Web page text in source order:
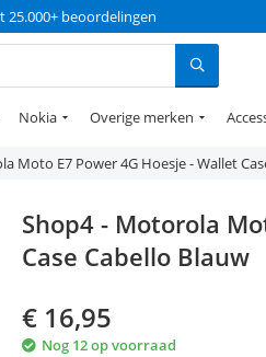
25.000+ beoordelingen
Nokia Overige merken
Moto E7 Power 4G Hoesje - Wallet
Shop4 - Motorola
Case Cabello Blauw
€ 16,95
Nog 12 op voorraad